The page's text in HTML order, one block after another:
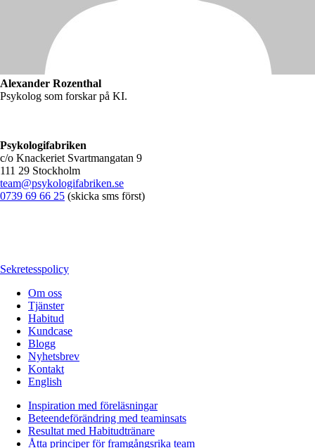
Alexander Rozenthal
Psykolog som forskar på KI.
Psykologifabriken
c/o Knackeriet Svartmangatan 9
111 29 Stockholm
team@psykologifabriken.se
0739 69 66 25 (skicka sms först)
Sekretesspolicy
Om oss
Tjänster
Habitud
Kundcase
Blogg
Nyhetsbrev
Kontakt
English
Inspiration med föreläsningar
Beteendeförändring med teaminsats
Resultat med Habitudtränare
Åtta principer för framgångsrika team